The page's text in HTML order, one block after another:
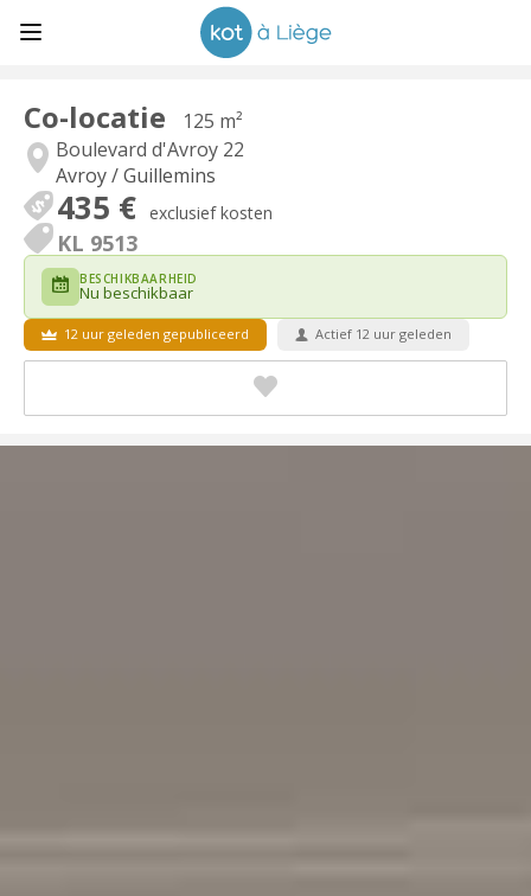
Co-locatie
125 m²
Boulevard d'Avroy 22
Avroy / Guillemins
435 € exclusief kosten
KL 9513
BESCHIKBAARHEID
Nu beschikbaar
12 uur geleden gepubliceerd Actief 12 uur geleden